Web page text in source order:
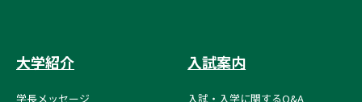
大学紹介
学長メッセージ
入試案内
入試・入学に関するQ&A